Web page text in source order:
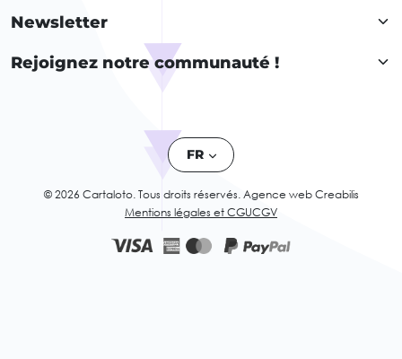
Newsletter
Rejoignez notre communauté !
FR
© 2026 Cartaloto. Tous droits réservés. Agence web Creabilis
Mentions légales et CGUCGV